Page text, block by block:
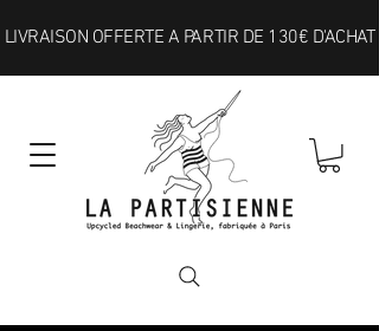
LIVRAISON OFFERTE A PARTIR DE 130€ D'ACHAT